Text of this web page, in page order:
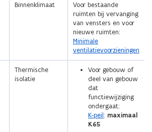
Binnenklimaat
Voor bestaande
ruimten bij vervanging
van vensters en voor
nieuwe ruimten:
Minimale
ventilatievoorzieningen
Thermische
isolatie
Voor gebouw of
deel van gebouw
dat
functiewijziging
ondergaat:
K-peil: maximaal
K65